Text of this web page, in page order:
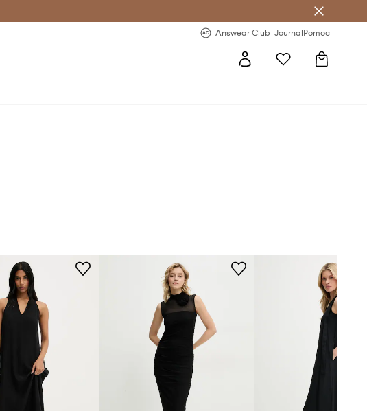
Answear Club JournalPomoc